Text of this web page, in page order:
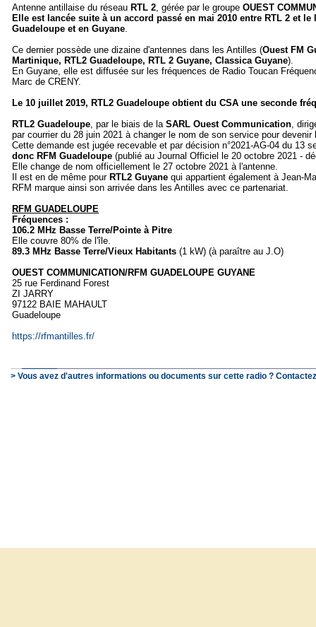
Antenne antillaise du réseau RTL 2, gérée par le groupe OUEST
Elle est lancée suite à un accord passé en mai 2010 entre RTL 2 et le
Guadeloupe et en Guyane.
Ce dernier possède une dizaine d'antennes dans les Antilles (Ouest FM
Martinique, RTL2 Guadeloupe, RTL 2 Guyane, Classica Guyane).
En Guyane, elle est diffusée sur les fréquences de Radio Toucan
Marc de CRENY.
Le 10 juillet 2019, RTL2 Guadeloupe obtient du CSA une seconde
RTL2 Guadeloupe, par le biais de la SARL Ouest Communication,
par courrier du 28 juin 2021 à changer le nom de son service pour devenir
Cette demande est jugée recevable et par décision n°2021-AG-04 du 13
donc RFM Guadeloupe (publié au Journal Officiel le 20 octobre 2021 -
Elle change de nom officiellement le 27 octobre 2021 à l'antenne.
Il est en de même pour RTL2 Guyane qui appartient également à Jean-
RFM marque ainsi son arrivée dans les Antilles avec ce partenariat.
RFM GUADELOUPE
Fréquences :
106.2 MHz Basse Terre/Pointe à Pitre
Elle couvre 80% de l'île.
89.3 MHz Basse Terre/Vieux Habitants (1 kW) (à paraître au J.O)
OUEST COMMUNICATION/RFM GUADELOUPE GUYANE
25 rue Ferdinand Forest
ZI JARRY
97122 BAIE MAHAULT
Guadeloupe
https://rfmantilles.fr/
> Vous avez d'autres informations ou documents sur cette radio ?